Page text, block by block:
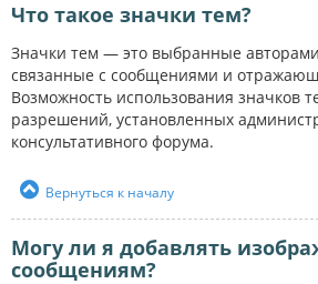
Что такое значки тем?
Значки тем — это выбранные
связанные с сообщениями и
Возможность использования значков
разрешений, установленных
консультативного форума.
Вернуться к началу
Могу ли я добавлять
сообщениям?